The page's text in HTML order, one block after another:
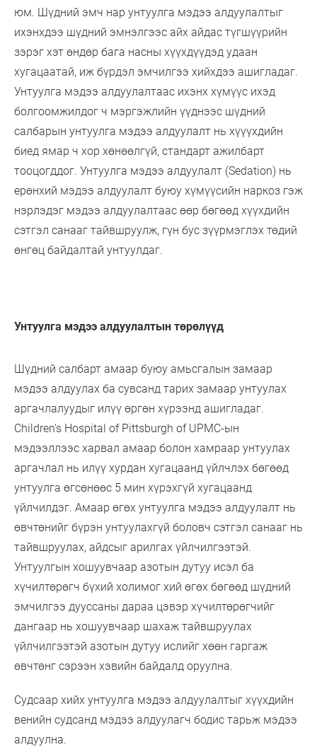
юм. Шүдний эмч нар унтуулга мэдээ алдуулалтыг
ихэнхдээ шүдний эмнэлгээс айх айдас түгшүүрийн
зэрэг хэт өндөр бага насны хүүхдүүдэд удаан
хугацаатай, иж бүрдэл эмчилгээ хийхдээ ашигладаг.
Унтуулга мэдээ алдуулалтаас ихэнх хүмүүс ихэд
болгоомжилдог ч мэргэжлийн үүднээс шүдний
салбарын унтуулга мэдээ алдуулалт нь хүүүхдийн
биед ямар ч хор хөнөөлгүй, стандарт ажилбарт
тооцогддог. Унтуулга мэдээ алдуулалт (Sedation) нь
ерөнхий мэдээ алдуулалт буюу хүмүүсийн наркоз гэж
нэрлэдэг мэдээ алдуулалтаас өөр бөгөөд хүүхдийн
сэтгэл санааг тайвшруулж, гүн бус зүүрмэглэх төдий
өнгөц байдалтай унтуулдаг.
Унтуулга мэдээ алдуулалтын төрөлүүд
Шүдний салбарт амаар буюу амьсгалын замаар
мэдээ алдуулах ба сувсанд тарих замаар унтуулах
аргачлалуудыг илүү өргөн хүрээнд ашигладаг.
Children's Hospital of Pittsburgh of UPMC-ын
мэдээллээс харвал амаар болон хамраар унтуулах
аргачлал нь илүү хурдан хугацаанд үйлчлэх бөгөөд
унтуулга өгсөнөөс 5 мин хүрэхгүй хугацаанд
үйлчилдэг. Амаар өгөх унтуулга мэдээ алдуулалт нь
өвчтөнийг бүрэн унтуулахгүй боловч сэтгэл санааг нь
тайвшруулах, айдсыг арилгах үйлчилгээтэй.
Унтуулгын хошуувчаар азотын дутуу исэл ба
хүчилтөрөгч бүхий холимог хий өгөх бөгөөд шүдний
эмчилгээ дууссаны дараа цэвэр хүчилтөрөгчийг
дангаар нь хошуувчаар шахаж тайвшруулах
үйлчилгээтэй азотын дутуу ислийг хөөн гаргаж
өвчтөнг сэрээн хэвийн байдалд оруулна.
Судсаар хийх унтуулга мэдээ алдуулалтыг хүүхдийн
венийн судсанд мэдээ алдуулагч бодис тарьж мэдээ
алдуулна.